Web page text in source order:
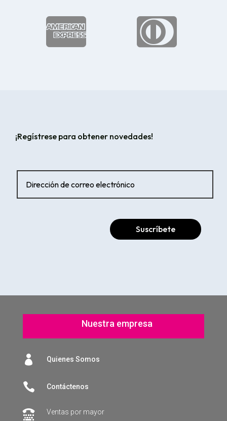


¡Regístrese para obtener novedades!
Suscríbete
Nuestra empresa
 Quienes Somos
 Contáctenos

Ventas por mayor